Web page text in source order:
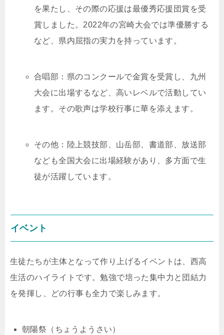
を果たし、その際の応援は最優秀応援団賞を受
賞しました。2022年の宮崎大会では準優勝する
など、県内屈指の実力を持っています。
合唱部：県のコンクールで金賞を受賞し、九州
大会に出場するなど、高いレベルで活動してい
ます。その歌声は学校行事に華を添えます。
その他：陸上競技部、山岳部、書道部、放送部
なども全国大会に出場経験があり、多方面で生
徒が活躍しています。
イベント
生徒たちが主体となって作り上げるイベントは、西高
生活のハイライトです。勉強で培った集中力と団結力
を発揮し、どの行事も全力で楽しみます。
朝陽祭（ちょうようさい）